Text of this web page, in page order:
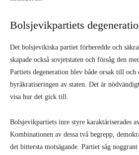
Bolsjevikpartiets
Det bolsjevikiska partiet förberedde och
skapade också sovjetstaten och försåg den
Partiets degeneration blev både orsak till och
byråkratiseringen av staten. Det är
visa hur det gick till.
Bolsjevikpartiets inre styre karaktäriserades
Kombinationen av dessa två begrepp,
det bittersta motsägande. Partiet såg